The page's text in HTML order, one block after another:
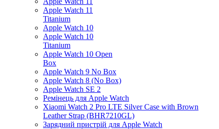
Apple Watch 11
Titanium
Apple Watch 10
Apple Watch 10
Titanium
Apple Watch 10 Open
Box
Apple Watch 9 No Box
Apple Watch 8 (No Box)
Apple Watch SE 2
Ремінець для Apple Watch
Xiaomi Watch 2 Pro LTE Silver Case with Brown
Leather Strap (BHR7210GL)
Зарядний пристрій для Apple Watch